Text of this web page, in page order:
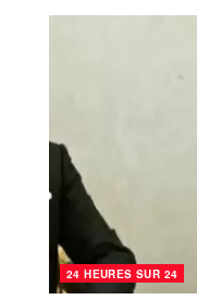
24 HEURES SUR 24